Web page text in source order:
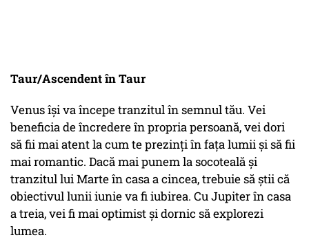
Taur/Ascendent în Taur
Venus își va începe tranzitul în semnul tău. Vei
beneficia de încredere în propria persoană, vei dori
să fii mai atent la cum te prezinți în fața lumii și să fii
mai romantic. Dacă mai punem la socoteală și
tranzitul lui Marte în casa a cincea, trebuie să știi că
obiectivul lunii iunie va fi iubirea. Cu Jupiter în casa
a treia, vei fi mai optimist și dornic să explorezi
lumea.